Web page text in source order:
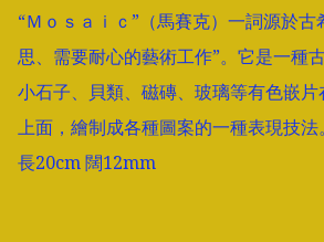
“Ｍｏｓａｉｃ”（馬賽克）一詞源於
思、需要耐心的藝術工作”。它是一種
小石子、貝類、磁磚、玻璃等有色嵌
上面，繪制成各種圖案的一種表現技法。